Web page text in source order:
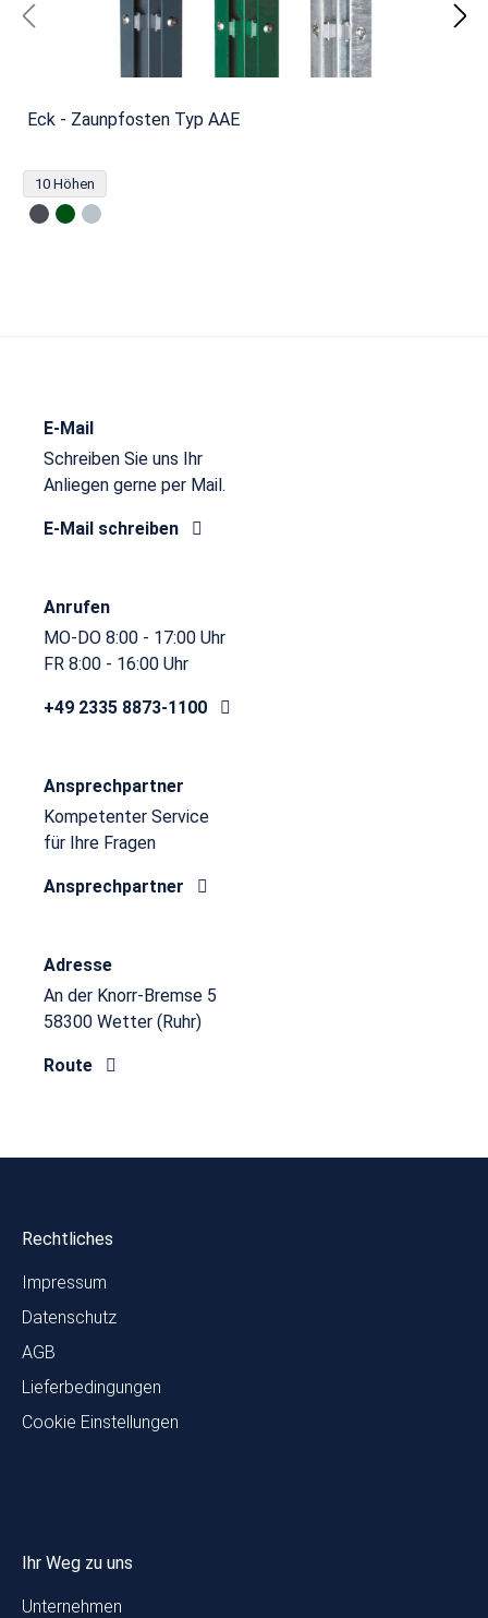
Eck - Zaunpfosten Typ AAE
10 Höhen
E-Mail
Schreiben Sie uns Ihr
Anliegen gerne per Mail.
E-Mail schreiben
Anrufen
MO-DO 8:00 - 17:00 Uhr
FR 8:00 - 16:00 Uhr
+49 2335 8873-1100
Ansprechpartner
Kompetenter Service
für Ihre Fragen
Ansprechpartner
Adresse
An der Knorr-Bremse 5
58300 Wetter (Ruhr)
Route
Rechtliches
Impressum
Datenschutz
AGB
Lieferbedingungen
Cookie Einstellungen
Ihr Weg zu uns
Unternehmen